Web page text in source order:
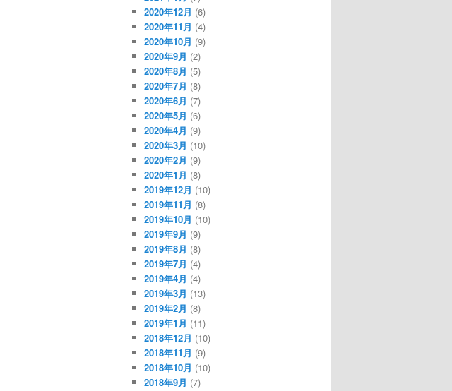
2020年12月 (6)
2020年11月 (4)
2020年10月 (9)
2020年9月 (2)
2020年8月 (5)
2020年7月 (8)
2020年6月 (7)
2020年5月 (6)
2020年4月 (9)
2020年3月 (10)
2020年2月 (9)
2020年1月 (8)
2019年12月 (10)
2019年11月 (8)
2019年10月 (10)
2019年9月 (9)
2019年8月 (8)
2019年7月 (4)
2019年4月 (4)
2019年3月 (13)
2019年2月 (8)
2019年1月 (11)
2018年12月 (10)
2018年11月 (9)
2018年10月 (10)
2018年9月 (7)